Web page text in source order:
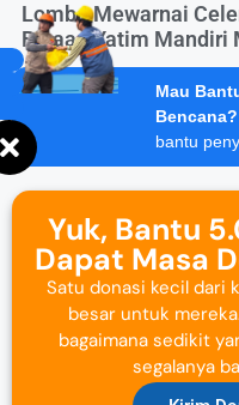
Lomba Mewarnai
Binaan Yatim Mandiri
Mau
Bencana?
bantu
Yuk, Bantu
Dapat Masa
Satu donasi kecil dari
besar untuk
bagaimana sedikit
segalanya